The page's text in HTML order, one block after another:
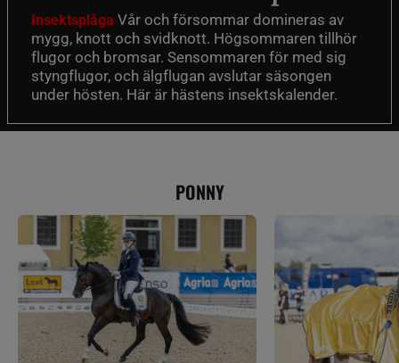
Insektsplåga Vår och försommar domineras av
mygg, knott och svidknott. Högsommaren tillhör
flugor och bromsar. Sensommaren för med sig
styngflugor, och älgflugan avslutar säsongen
under hösten. Här är hästens insektskalender.
PONNY